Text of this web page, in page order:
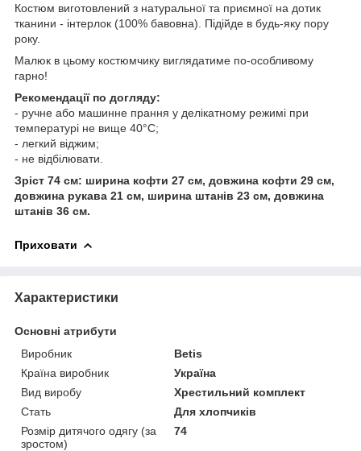
Костюм виготовлений з натуральної та приємної на дотик
тканини - інтерлок (100% бавовна). Підійде в будь-яку пору
року.
Малюк в цьому костюмчику виглядатиме по-особливому
гарно!
Рекомендації по догляду:
- ручне або машинне прання у делікатному режимі при
температурі не вище 40°С;
- легкий віджим;
- не відбілювати.
Зріст 74 см: ширина кофти 27 см, довжина кофти 29 см,
довжина рукава 21 см, ширина штанів 23 см, довжина
штанів 36 см.
Приховати
Характеристики
Основні атрибути
Виробник
Betis
Країна виробник
Україна
Вид виробу
Хрестильний комплект
Стать
Для хлопчиків
Розмір дитячого одягу (за
зростом)
74